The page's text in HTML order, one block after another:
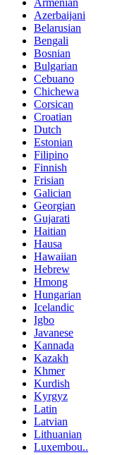
Armenian
Azerbaijani
Belarusian
Bengali
Bosnian
Bulgarian
Cebuano
Chichewa
Corsican
Croatian
Dutch
Estonian
Filipino
Finnish
Frisian
Galician
Georgian
Gujarati
Haitian
Hausa
Hawaiian
Hebrew
Hmong
Hungarian
Icelandic
Igbo
Javanese
Kannada
Kazakh
Khmer
Kurdish
Kyrgyz
Latin
Latvian
Lithuanian
Luxembou..